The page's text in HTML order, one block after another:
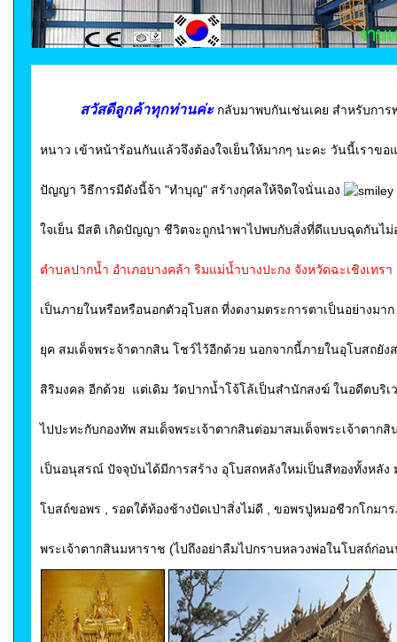
สวัสดีลูกค้าทุกท่านค่ะ กลับมาพบกันเช่นเคย สำหรับกา
หนาว เข้าหน้าร้อนกันแล้วจึงต้องใจเย็นให้มากๆ นะคะ วันนี้เราข
ปัญญา วิธีการมีดังนี้จ้า "ทำบุญ" สร้างกุศลให้จิตใจนั่นเอง
ใจเย็น มีสติ เกิดปัญญา ชีวิตจะถูกนำพาไปพบกับสิ่งที่ดีแบบฉุดกันไ
ตำบลปากน้ำ อำเภอบางคล้า ริมแม่น้ำบางปะกง จังหวัดฉะเชิงเทรา
เป็นภายในหรือหรือนอกตัวอุโบสถ ที่งดงามตระการตาเป็นอย่างม
ยุค สมเด็จพระจ้าตากสิน โชว์ไว้อีกด้วย นอกจากนี้ภายในอุโบสถยั
สิริมงคล อีกด้วย แต่เดิม วัดปากน้ำโจ้โล้เป็นสำนักสงฆ์ ในอดีตบริ
ไปปะทะกับกองทัพ สมเด็จพระเจ้าตากสินต่อมาสมเด็จพระเจ้าตาก
เป็นอนุสรณ์ ปัจจุบันได้มีการสร้าง อุโบสถหลังใหม่เป็นสีทองทั้งหลั
โบสถ์ขอพร , รอดใต้ท้องช้างปัดเป่าสิ่งไม่ดี , ขอพรปู่หมอชีวกโกมา
พระเจ้าตากสินมหาราช (ไปถึงอย่าลืมไปกราบหลวงพ่อในโบสถ์ก่อ